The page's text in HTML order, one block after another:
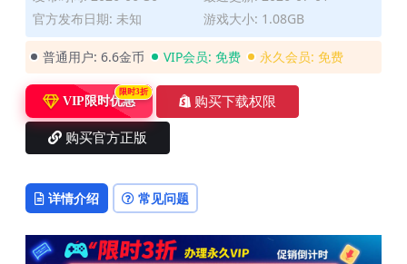
官方发布日期: 未知
游戏大小: 1.08GB
普通用户: 6.6金币 VIP会员: 免费 永久会员: 免费
VIP限时优惠
限时3折
购买下载权限
购买官方正版
详情介绍 常见问题